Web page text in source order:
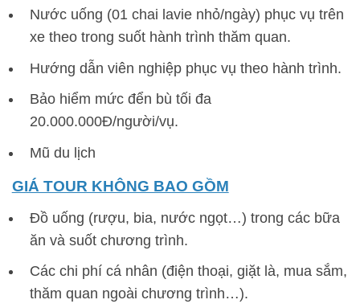
Nước uống (01 chai lavie nhỏ/ngày) phục vụ trên
xe theo trong suốt hành trình thăm quan.
Hướng dẫn viên nghiệp phục vụ theo hành trình.
Bảo hiểm mức đển bù tối đa
20.000.000Đ/người/vụ.
Mũ du lịch
GIÁ TOUR KHÔNG BAO GỒM
Đồ uống (rượu, bia, nước ngọt…) trong các bữa
ăn và suốt chương trình.
Các chi phí cá nhân (điện thoại, giặt là, mua sắm,
thăm quan ngoài chương trình…).